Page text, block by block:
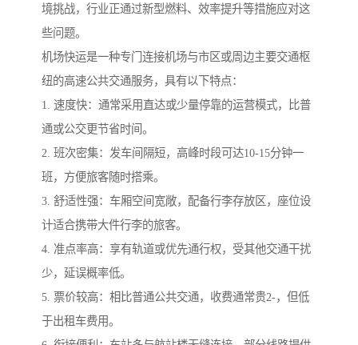
境挑战，行业正通过新型燃料、效率提升等措施应对这
些问题。
机场快运是一种专门连接机场与市区或周边主要交通枢
纽的高速公共交通服务，具有以下特点：
1. 速度快：通常采用直达或少量停靠的运营模式，比普
通或公交更节省时间。
2. 班次密集：发车间隔短，高峰时段可达10-15分钟一
班，方便旅客随时搭乘。
3. 舒适性强：车厢空间宽敞，配备行李存放区，座位设
计适合携带大件行李的旅客。
4. 准点率高：享有轨道或优先通行权，受其他交通干扰
少，延误概率低。
5. 票价较高：相比普通公共交通，收费通常贵2-，但低
于出租车费用。